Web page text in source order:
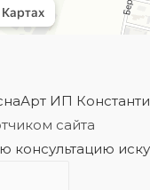
ИП
сайта
консультацию